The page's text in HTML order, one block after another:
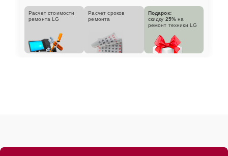
Расчет стоимости
ремонта LG
Расчет сроков
ремонта
Подарок:
скидку 25% на
ремонт техники LG